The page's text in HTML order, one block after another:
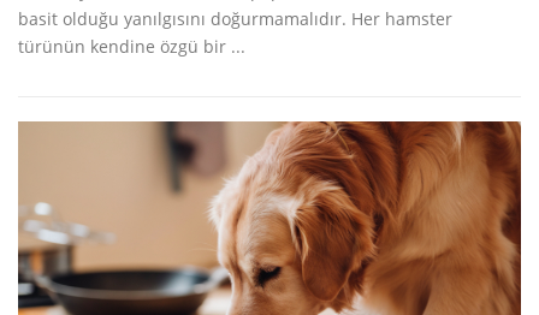
basit olduğu yanılgısını doğurmamalıdır. Her hamster
türünün kendine özgü bir ...